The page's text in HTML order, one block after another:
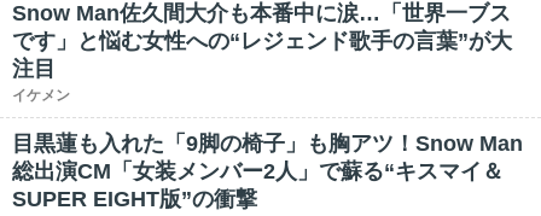
Snow Man佐久間大介も本番中に涙…「世界一ブス
です」と悩む女性への“レジェンド歌手の言葉”が大
注目
イケメン
目黒蓮も入れた「9脚の椅子」も胸アツ！Snow Man
総出演CM「女装メンバー2人」で蘇る“キスマイ＆
SUPER EIGHT版”の衝撃